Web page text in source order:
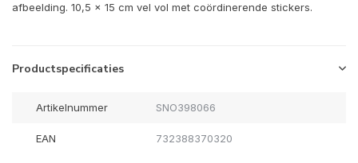
afbeelding. 10,5 x 15 cm vel vol met coördinerende stickers.
Productspecificaties
Artikelnummer SNO398066
EAN 732388370320